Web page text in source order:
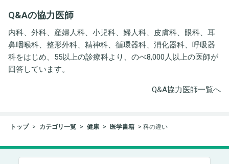
Q&Aの協力医師
内科、外科、産婦人科、小児科、婦人科、皮膚科、眼科、耳
鼻咽喉科、整形外科、精神科、循環器科、消化器科、呼吸器
科をはじめ、55以上の診療科より、のべ8,000人以上の医師が
回答しています。
Q&A協力医師一覧へ
トップ カテゴリ一覧 健康 医学書籍 科の違い